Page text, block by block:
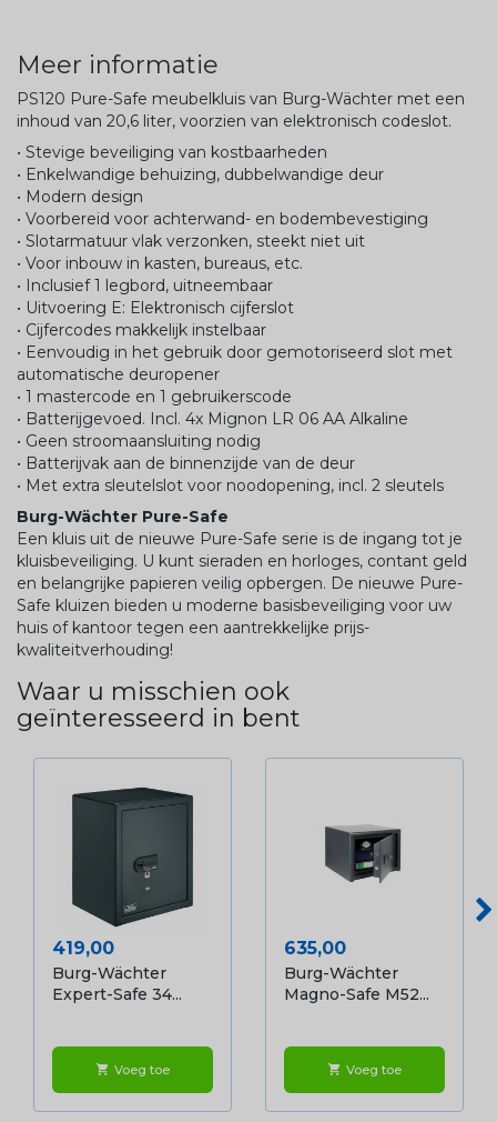
Meer informatie
PS120 Pure-Safe meubelkluis van Burg-Wächter met een
inhoud van 20,6 liter, voorzien van elektronisch codeslot.
• Stevige beveiliging van kostbaarheden
• Enkelwandige behuizing, dubbelwandige deur
• Modern design
• Voorbereid voor achterwand- en bodembevestiging
• Slotarmatuur vlak verzonken, steekt niet uit
• Voor inbouw in kasten, bureaus, etc.
• Inclusief 1 legbord, uitneembaar
• Uitvoering E: Elektronisch cijferslot
• Cijfercodes makkelijk instelbaar
• Eenvoudig in het gebruik door gemotoriseerd slot met
automatische deuropener
• 1 mastercode en 1 gebruikerscode
• Batterijgevoed. Incl. 4x Mignon LR 06 AA Alkaline
• Geen stroomaansluiting nodig
• Batterijvak aan de binnenzijde van de deur
• Met extra sleutelslot voor noodopening, incl. 2 sleutels
Burg-Wächter Pure-Safe
Een kluis uit de nieuwe Pure-Safe serie is de ingang tot je
kluisbeveiliging. U kunt sieraden en horloges, contant geld
en belangrijke papieren veilig opbergen. De nieuwe Pure-
Safe kluizen bieden u moderne basisbeveiliging voor uw
huis of kantoor tegen een aantrekkelijke prijs-
kwaliteitverhouding!
Waar u misschien ook
geïnteresseerd in bent
Prijs
419,00
Burg-Wächter
Expert-Safe 34...
shopping_cart Voeg toe
Prijs
635,00
Burg-Wächter
Magno-Safe M52...
shopping_cart Voeg toe